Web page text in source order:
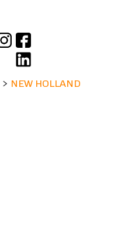
> NEW HOLLAND